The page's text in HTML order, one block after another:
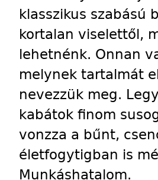
klasszikus szabású
kortalan viselettől,
lehetnénk. Onnan
melynek tartalmát
nevezzük meg.
kabátok finom
vonzza a bűnt,
életfogytigban is
Munkáshatalom.